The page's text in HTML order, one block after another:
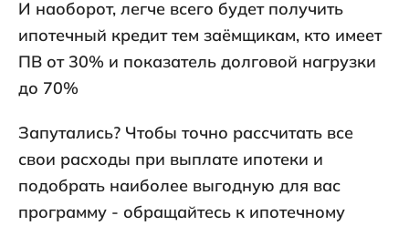
И наоборот, легче всего будет получить
ипотечный кредит тем заёмщикам, кто имеет
ПВ от 30% и показатель долговой нагрузки
до 70%
Запутались? Чтобы точно рассчитать все
свои расходы при выплате ипотеки и
подобрать наиболее выгодную для вас
программу - обращайтесь к ипотечному